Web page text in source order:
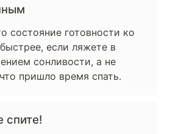
состояние готовности ко
если ляжете в
сонливости, а не
пришло время спать.
спите!